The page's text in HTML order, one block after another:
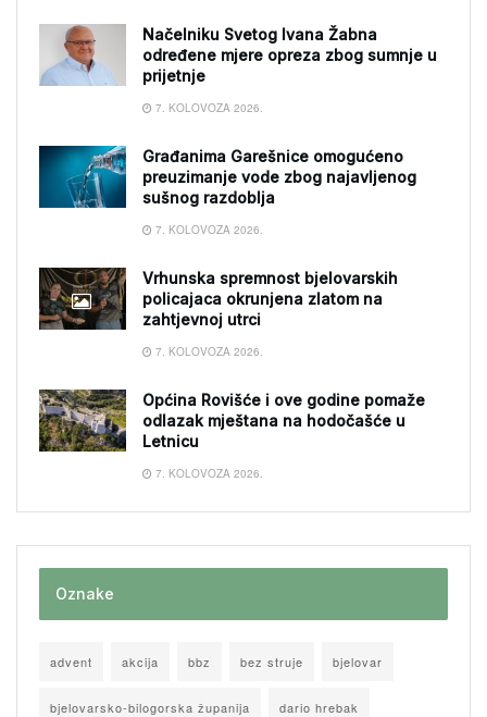
Načelniku Svetog Ivana Žabna
određene mjere opreza zbog sumnje u
prijetnje
7. KOLOVOZA 2026.
Građanima Garešnice omogućeno
preuzimanje vode zbog najavljenog
sušnog razdoblja
7. KOLOVOZA 2026.
Vrhunska spremnost bjelovarskih
policajaca okrunjena zlatom na
zahtjevnoj utrci
7. KOLOVOZA 2026.
Općina Rovišće i ove godine pomaže
odlazak mještana na hodočašće u
Letnicu
7. KOLOVOZA 2026.
Oznake
advent akcija bbz bez struje bjelovar
bjelovarsko-bilogorska županija dario hrebak